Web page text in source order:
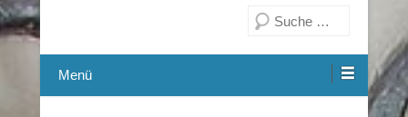
Menü